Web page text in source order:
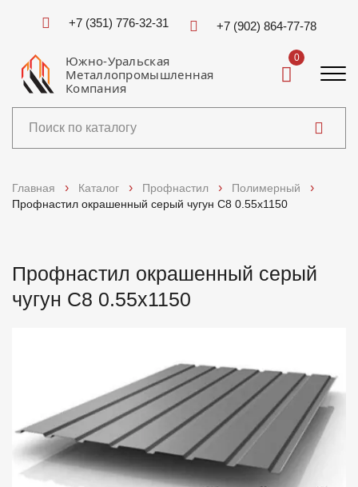
+7 (351) 776-32-31 +7 (902) 864-77-78
Южно-Уральская
Металлопромышленная
Компания
0
Доставка и оплата
Контакты
Главная Каталог Профнастил
Полимерный
Профнастил окрашенный серый чугун C8 0.55x1150
Профнастил окрашенный серый
чугун C8 0.55x1150